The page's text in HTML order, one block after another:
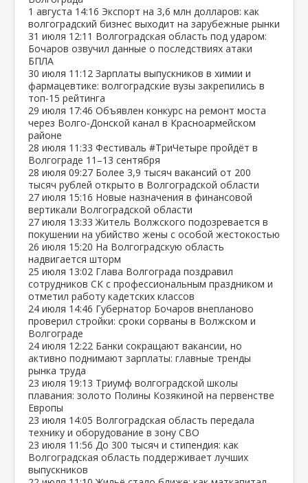
1 августа 14:16 Экспорт на 3,6 млн долларов: как
волгоградский бизнес выходит на зарубежные рынки
31 июля 12:11 Волгоградская область под ударом:
Бочаров озвучил данные о последствиях атаки
БПЛА
30 июля 11:12 Зарплаты выпускников в химии и
фармацевтике: волгоградские вузы закрепились в
топ‑15 рейтинга
29 июля 17:46 Объявлен конкурс на ремонт моста
через Волго‑Донской канал в Красноармейском
районе
28 июля 11:33 Фестиваль #ТриЧетыре пройдёт в
Волгограде 11–13 сентября
28 июля 09:27 Более 3,9 тысяч вакансий от 200
тысяч рублей открыто в Волгоградской области
27 июля 15:16 Новые назначения в финансовой
вертикали Волгоградской области
27 июля 13:33 Житель Волжского подозревается в
покушении на убийство жены с особой жестокостью
26 июля 15:20 На Волгоградскую область
надвигается шторм
25 июля 13:02 Глава Волгограда поздравил
сотрудников СК с профессиональным праздником и
отметил работу кадетских классов
24 июля 14:46 Губернатор Бочаров внепланово
проверил стройки: сроки сорваны в Волжском и
Волгограде
24 июля 12:22 Банки сокращают вакансии, но
активно поднимают зарплаты: главные тренды
рынка труда
23 июля 19:13 Триумф волгоградской школы
плавания: золото Полины Козякиной на первенстве
Европы
23 июля 14:05 Волгоградская область передала
технику и оборудование в зону СВО
23 июля 11:56 До 300 тысяч и стипендия: как
Волгоградская область поддерживает лучших
выпускников